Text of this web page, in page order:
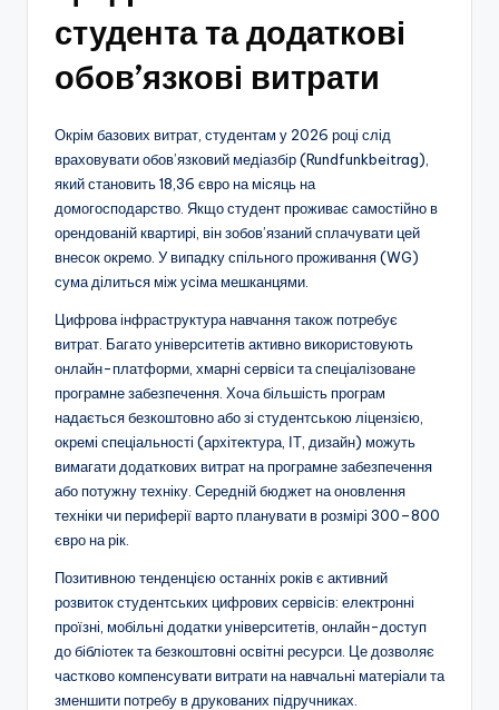
студента та додаткові
обов’язкові витрати
Окрім базових витрат, студентам у 2026 році слід
враховувати обов’язковий медіазбір (Rundfunkbeitrag),
який становить 18,36 євро на місяць на
домогосподарство. Якщо студент проживає самостійно в
орендованій квартирі, він зобов’язаний сплачувати цей
внесок окремо. У випадку спільного проживання (WG)
сума ділиться між усіма мешканцями.
Цифрова інфраструктура навчання також потребує
витрат. Багато університетів активно використовують
онлайн-платформи, хмарні сервіси та спеціалізоване
програмне забезпечення. Хоча більшість програм
надається безкоштовно або зі студентською ліцензією,
окремі спеціальності (архітектура, ІТ, дизайн) можуть
вимагати додаткових витрат на програмне забезпечення
або потужну техніку. Середній бюджет на оновлення
техніки чи периферії варто планувати в розмірі 300–800
євро на рік.
Позитивною тенденцією останніх років є активний
розвиток студентських цифрових сервісів: електронні
проїзні, мобільні додатки університетів, онлайн-доступ
до бібліотек та безкоштовні освітні ресурси. Це дозволяє
частково компенсувати витрати на навчальні матеріали та
зменшити потребу в друкованих підручниках.